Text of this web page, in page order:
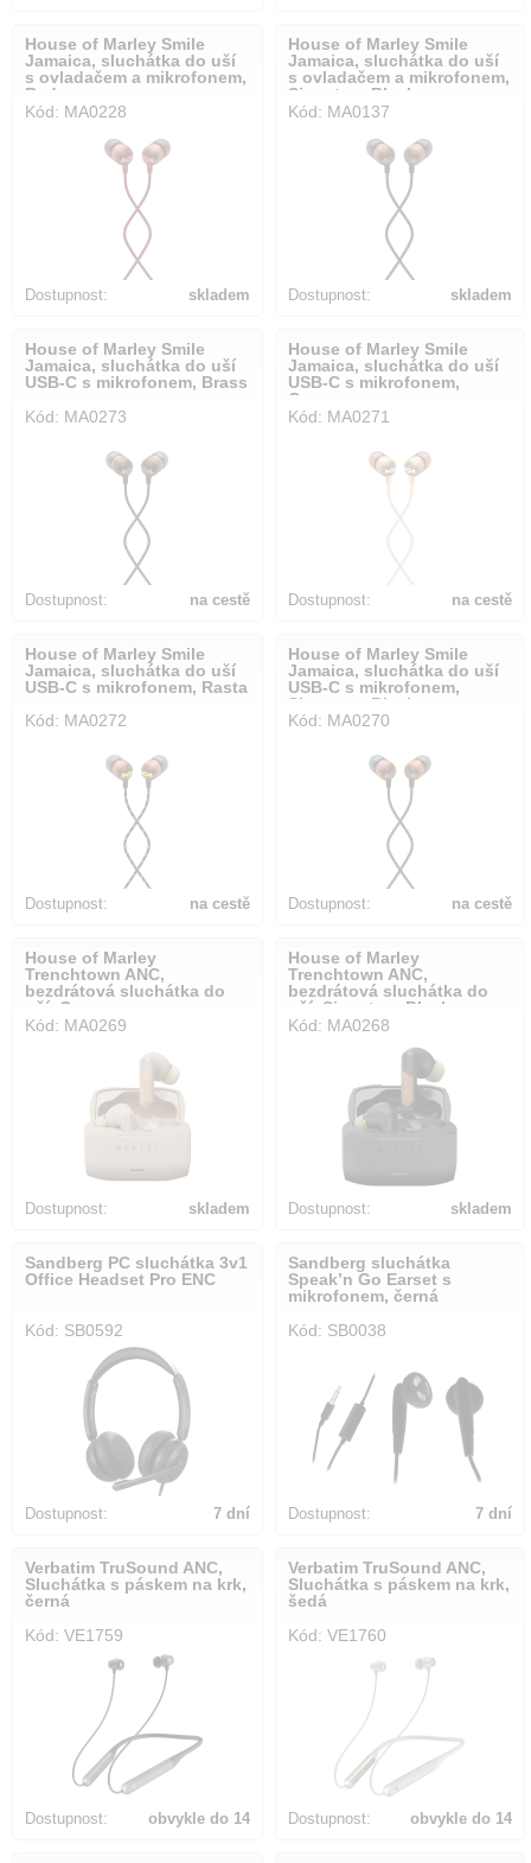
House of Marley Smile
Jamaica, sluchátka do uší
s ovladačem a mikrofonem,
Red
Kód: MA0228
Dostupnost: skladem
House of Marley Smile
Jamaica, sluchátka do uší
s ovladačem a mikrofonem,
Signature Black
Kód: MA0137
Dostupnost: skladem
House of Marley Smile
Jamaica, sluchátka do uší
USB-C s mikrofonem, Brass
Kód: MA0273
Dostupnost: na cestě
House of Marley Smile
Jamaica, sluchátka do uší
USB-C s mikrofonem,
Copper
Kód: MA0271
Dostupnost: na cestě
House of Marley Smile
Jamaica, sluchátka do uší
USB-C s mikrofonem, Rasta
Kód: MA0272
Dostupnost: na cestě
House of Marley Smile
Jamaica, sluchátka do uší
USB-C s mikrofonem,
Signature Black
Kód: MA0270
Dostupnost: na cestě
House of Marley
Trenchtown ANC,
bezdrátová sluchátka do
uší, Cream
Kód: MA0269
Dostupnost: skladem
House of Marley
Trenchtown ANC,
bezdrátová sluchátka do
uší, Signature Black
Kód: MA0268
Dostupnost: skladem
Sandberg PC sluchátka 3v1
Office Headset Pro ENC
Kód: SB0592
Dostupnost: 7 dní
Sandberg sluchátka
Speak’n Go Earset s
mikrofonem, černá
Kód: SB0038
Dostupnost: 7 dní
Verbatim TruSound ANC,
Sluchátka s páskem na krk,
černá
Kód: VE1759
Dostupnost:
obvykle do 14
Verbatim TruSound ANC,
Sluchátka s páskem na krk,
šedá
Kód: VE1760
Dostupnost:
obvykle do 14